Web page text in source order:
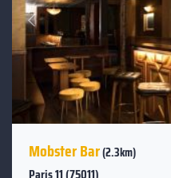
Précédent
Mobster Bar(2.3km)